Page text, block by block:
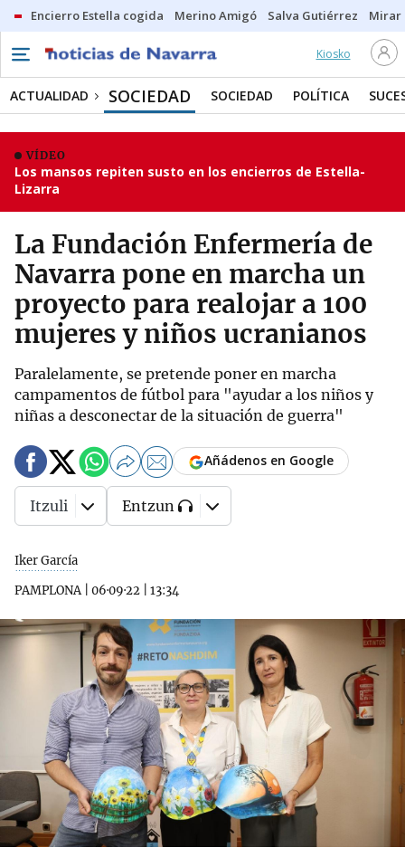
Encierro Estella cogida Merino Amigó Salva Gutiérrez Mirar
Kiosko
ACTUALIDAD SOCIEDAD SOCIEDAD POLÍTICA
VÍDEO
Los mansos repiten susto en los encierros de Estella-
Lizarra
La Fundación Enfermería de
Navarra pone en marcha un
proyecto para realojar a 100
mujeres y niños ucranianos
Paralelamente, se pretende poner en marcha
campamentos de fútbol para "ayudar a los niños y
niñas a desconectar de la situación de guerra"
Iker García
PAMPLONA| 06·09·22 13:34
Añádenos en Google
Itzuli Entzun